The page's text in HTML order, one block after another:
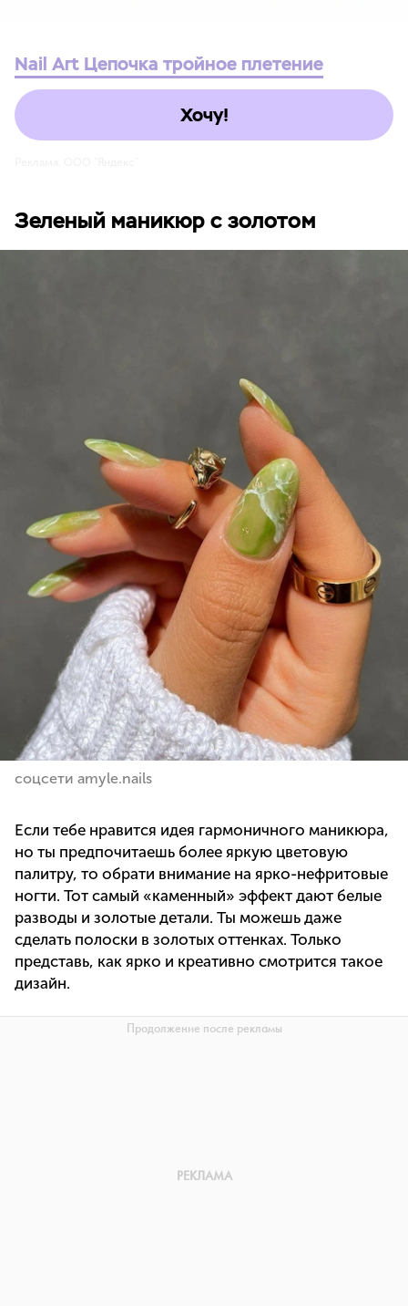
Nail Art Цепочка тройное плетение
Хочу!
Зеленый маникюр с золотом
соцсети amyle.nails
Если тебе нравится идея гармоничного маникюра,
но ты предпочитаешь более яркую цветовую
палитру, то обрати внимание на ярко-нефритовые
ногти. Тот самый «каменный» эффект дают белые
разводы и золотые детали. Ты можешь даже
сделать полоски в золотых оттенках. Только
представь, как ярко и креативно смотрится такое
дизайн.